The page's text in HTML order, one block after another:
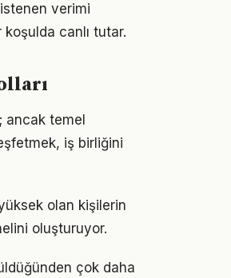
verimi
canlı tutar.
ancak temel
iş birliğini
olan kişilerin
oluşturuyor.
çok daha